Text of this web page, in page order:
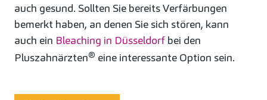
auch gesund. Sollten Sie bereits Verfärbungen
bemerkt haben, an denen Sie sich stören, kann
auch ein Bleaching in Düsseldorf bei den
Pluszahnärzten® eine interessante Option sein.